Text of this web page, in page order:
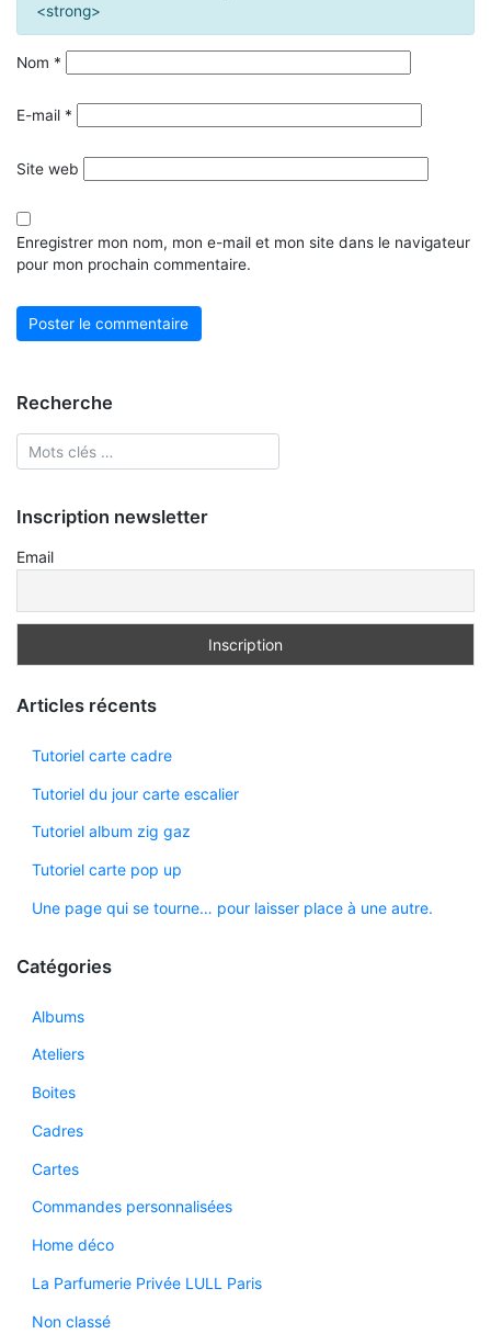
<strong>
Nom *
E-mail *
Site web
Enregistrer mon nom, mon e-mail et mon site dans le navigateur
pour mon prochain commentaire.
Recherche
Inscription newsletter
Email
Articles récents
Tutoriel carte cadre
Tutoriel du jour carte escalier
Tutoriel album zig gaz
Tutoriel carte pop up
Une page qui se tourne… pour laisser place à une autre.
Catégories
Albums
Ateliers
Boites
Cadres
Cartes
Commandes personnalisées
Home déco
La Parfumerie Privée LULL Paris
Non classé